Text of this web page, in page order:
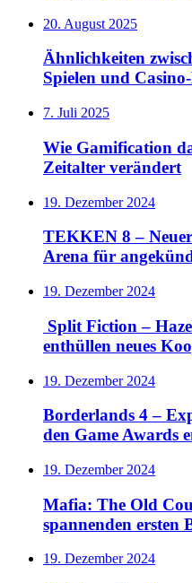
20. August 2025
Ähnlichkeiten
Spielen und
7. Juli 2025
Wie Gamification
Zeitalter verändert
19. Dezember 2024
TEKKEN 8 –
Arena für
19. Dezember 2024
Split Fiction –
enthüllen neues
19. Dezember 2024
Borderlands 4 –
den Game Awards
19. Dezember 2024
Mafia: The Old
spannenden ersten
19. Dezember 2024